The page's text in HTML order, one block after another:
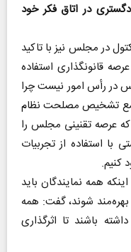
در اتاق فکر خود
در مجلس نیز با تاکید
قانونگذاری استفاده
در رأس امور نیست چرا
تشخیص مصلحت نظام
عرصه تقنینی مجلس را
استفاده از تجربیات
کنیم.
همه نمایندگان باید
شوند، گفت: همه
باشند تا اثرگذاری